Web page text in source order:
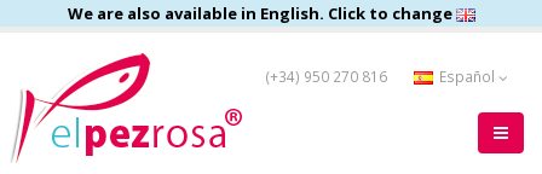
We are also available in English. Click to change
(+34) 950 270 816 Español